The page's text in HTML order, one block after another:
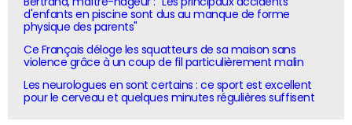
d'enfants en piscine sont dus au manque de forme
physique des parents"
Ce Français déloge les squatteurs de sa maison sans
violence grâce à un coup de fil particulièrement malin
Les neurologues en sont certains : ce sport est excellent
pour le cerveau et quelques minutes régulières suffisent